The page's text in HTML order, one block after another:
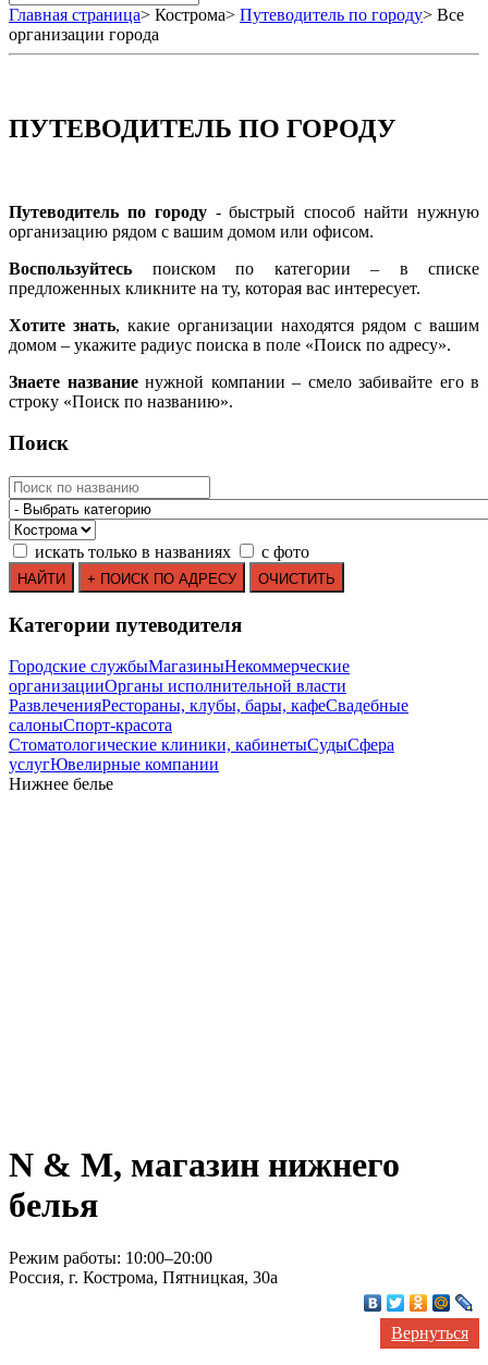
Главная страница> Кострома> Путеводитель по городу> Все
организации города
ПУТЕВОДИТЕЛЬ ПО ГОРОДУ
Путеводитель по городу- быстрый способ найти нужную
организацию рядом с вашим домом или офисом.
Воспользуйтесь поиском по категории – в списке
предложенных кликните на ту, которая вас интересует.
Хотите знать, какие организации находятся рядом с вашим
домом – укажите радиус поиска в поле «Поиск по адресу».
Знаете названиенужной компании – смело забивайте его в
строку «Поиск по названию».
Поиск
искать только в названиях с фото
Категории путеводителя
Городские службыМагазиныНекоммерческие
организацииОрганы исполнительной власти
РазвлеченияРестораны, клубы, бары, кафеСвадебные
салоныСпорт-красота
Стоматологические клиники, кабинетыСудыСфера
услугЮвелирные компании
Нижнее белье
N & M, магазин нижнего
белья
Режим работы: 10:00–20:00
Россия, г. Кострома, Пятницкая, 30а
Вернуться